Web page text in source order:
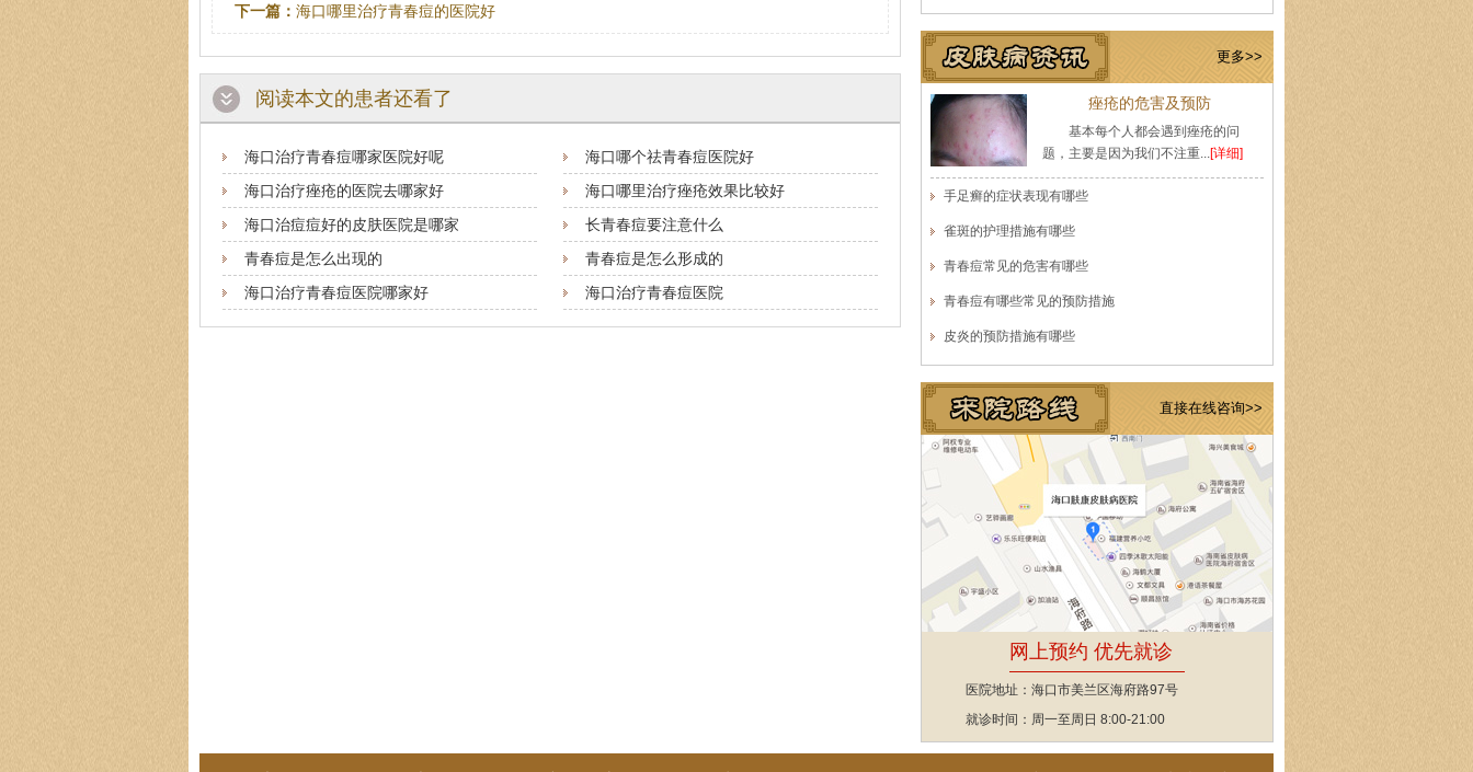
下一篇： 海口哪里治疗青春痘的医院好
阅读本文的患者还看了
海口治疗青春痘哪家医院好呢
海口哪个祛青春痘医院好
海口治疗痤疮的医院去哪家好
海口哪里治疗痤疮效果比较好
海口治痘痘好的皮肤医院是哪家
长青春痘要注意什么
青春痘是怎么出现的
青春痘是怎么形成的
海口治疗青春痘医院哪家好
海口治疗青春痘医院
更多>>
痤疮的危害及预防
基本每个人都会遇到痤疮的问
题，主要是因为我们不注重...[详细]
手足癣的症状表现有哪些
雀斑的护理措施有哪些
青春痘常见的危害有哪些
青春痘有哪些常见的预防措施
皮炎的预防措施有哪些
直接在线咨询>>
网上预约 优先就诊
医院地址：海口市美兰区海府路97号
就诊时间：周一至周日 8:00-21:00